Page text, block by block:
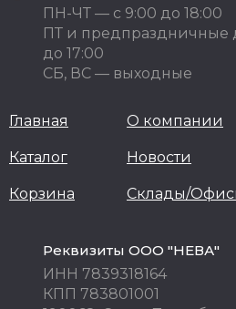
ПН-ЧТ — с 9:00 до 18:00
ПТ и предпраздничные
до 17:00
СБ, ВС — выходные
Главная
Каталог
Корзина
О компании
Новости
Склады/
Реквизиты ООО "НЕВА"
ИНН 7839318164
КПП 783801001